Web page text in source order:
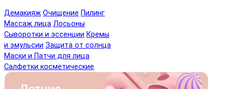
Демакияж Очищение Пилинг
Массаж лица Лосьоны
Сыворотки и эссенции Кремы
и эмульсии Защита от солнца
Маски и Патчи для лица
Салфетки косметические